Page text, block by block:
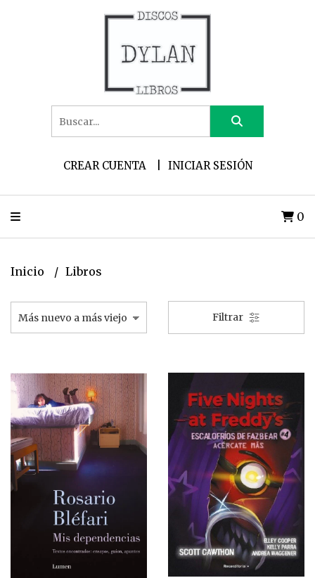
CREAR CUENTA INICIAR SESIÓN
0
Inicio Libros
Filtrar